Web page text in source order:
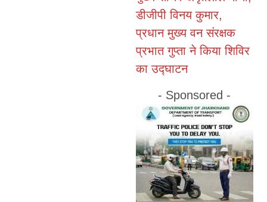
डीजीपी विनय कुमार,
प्रधान मुख्य वन संरक्षक
प्रभात गुप्ता ने किया शिविर
का उद्घाटन
- Sponsored -